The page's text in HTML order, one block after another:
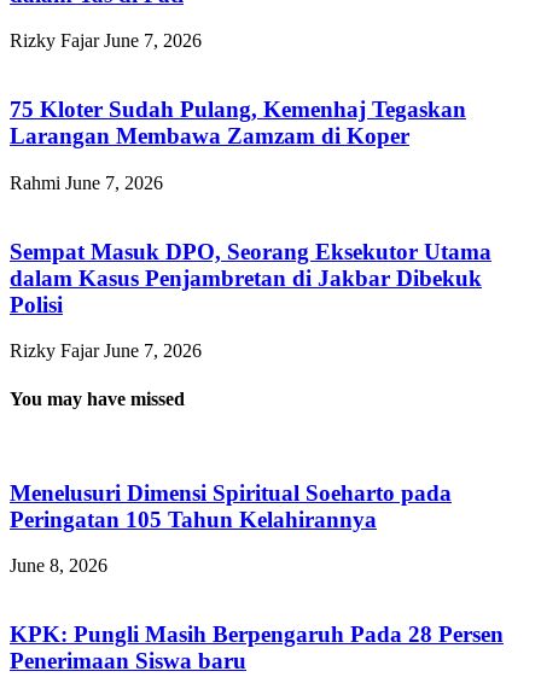
Rizky FajarJune 7, 2026
75 Kloter Sudah Pulang, Kemenhaj Tegaskan
Larangan Membawa Zamzam di Koper
Rahmi June 7, 2026
Sempat Masuk DPO, Seorang Eksekutor Utama
dalam Kasus Penjambretan di Jakbar Dibekuk
Polisi
Rizky FajarJune 7, 2026
You may have missed
Menelusuri Dimensi Spiritual Soeharto pada
Peringatan 105 Tahun Kelahirannya
June 8, 2026
KPK: Pungli Masih Berpengaruh Pada 28 Persen
Penerimaan Siswa baru